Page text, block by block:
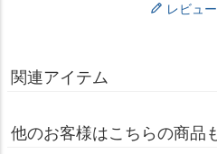
レビュ
関連アイテム
他のお客様はこちらの商品